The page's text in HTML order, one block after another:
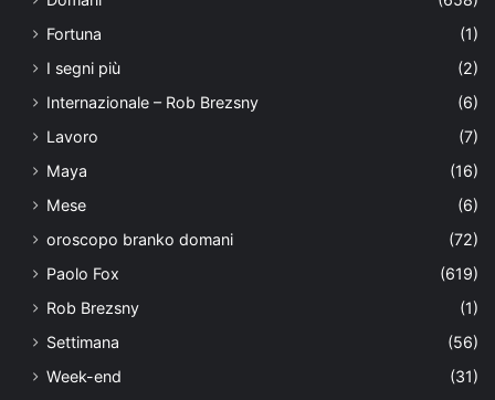
Fortuna
(1)
I segni più
(2)
Internazionale – Rob Brezsny
(6)
Lavoro
(7)
Maya
(16)
Mese
(6)
oroscopo branko domani
(72)
Paolo Fox
(619)
Rob Brezsny
(1)
Settimana
(56)
Week-end
(31)